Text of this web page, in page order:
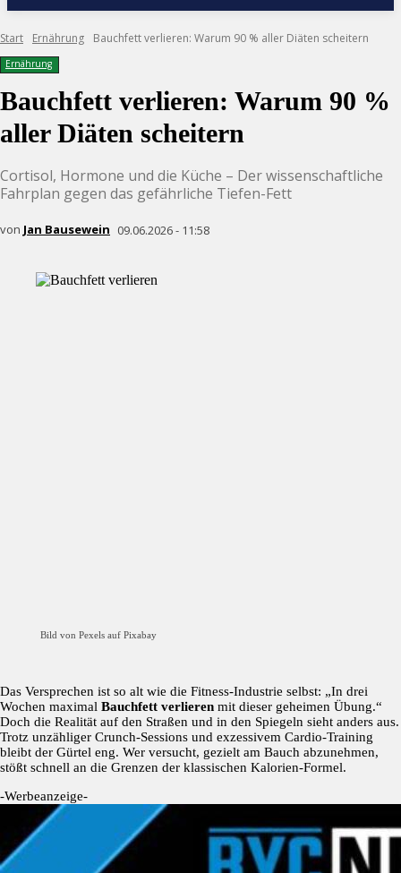
Start Ernährung Bauchfett verlieren: Warum 90 % aller Diäten scheitern
Ernährung
Bauchfett verlieren: Warum 90 %
aller Diäten scheitern
Cortisol, Hormone und die Küche – Der wissenschaftliche
Fahrplan gegen das gefährliche Tiefen-Fett
von Jan Bausewein 09.06.2026 - 11:58
Bild von Pexels auf Pixabay
Das Versprechen ist so alt wie die Fitness-Industrie selbst: „In drei
Wochen maximal Bauchfett verlieren mit dieser geheimen Übung.“
Doch die Realität auf den Straßen und in den Spiegeln sieht anders aus.
Trotz unzähliger Crunch-Sessions und exzessivem Cardio-Training
bleibt der Gürtel eng. Wer versucht, gezielt am Bauch abzunehmen,
stößt schnell an die Grenzen der klassischen Kalorien-Formel.
-Werbeanzeige-